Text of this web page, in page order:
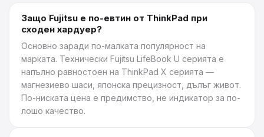
Защо Fujitsu е по-евтин от ThinkPad при
сходен хардуер?
Основно заради по-малката популярност на
марката. Технически Fujitsu LifeBook U серията е
напълно равностоен на ThinkPad X серията —
магнезиево шаси, японска прецизност, дълъг живот.
По-ниската цена е предимство, не индикатор за по-
лошо качество.